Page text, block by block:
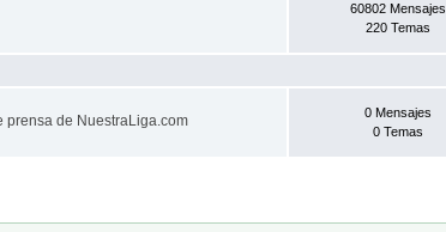
60802 Mensajes
220 Temas
prensa de NuestraLiga.com
0 Mensajes
0 Temas